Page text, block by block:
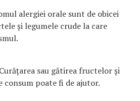
alergiei orale sunt de obicei
și legumele crude la care
sau gătirea fructelor și
consum poate fi de ajutor.